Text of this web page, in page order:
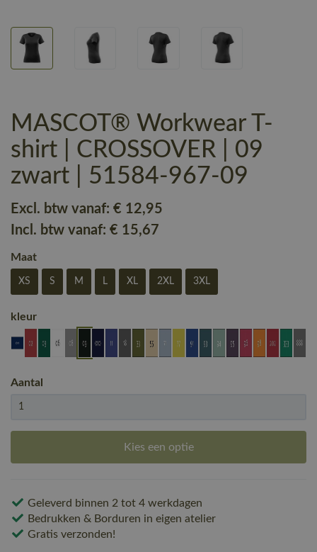
MASCOT® Workwear T-
shirt | CROSSOVER | 09
zwart | 51584-967-09
Excl. btw vanaf: € 12,95
Incl. btw vanaf: € 15,67
Maat
XS S M L XL 2XL 3XL
kleur
Aantal
Kies een optie
Geleverd binnen 2 tot 4 werkdagen
Bedrukken & Borduren in eigen atelier
Gratis verzonden!